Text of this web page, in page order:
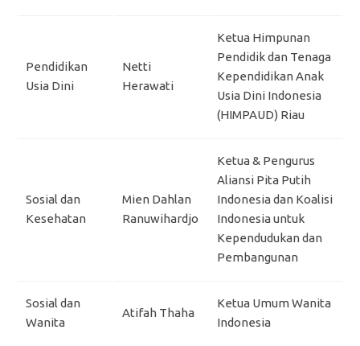
Pendidikan
Usia Dini
Netti
Herawati
Ketua Himpunan
Pendidik dan Tenaga
Kependidikan Anak
Usia Dini Indonesia
(HIMPAUD) Riau
Sosial dan
Kesehatan
Mien Dahlan
Ranuwihardjo
Ketua & Pengurus
Aliansi Pita Putih
Indonesia dan Koalisi
Indonesia untuk
Kependudukan dan
Pembangunan
Sosial dan
Wanita
Atifah Thaha
Ketua Umum Wanita
Indonesia